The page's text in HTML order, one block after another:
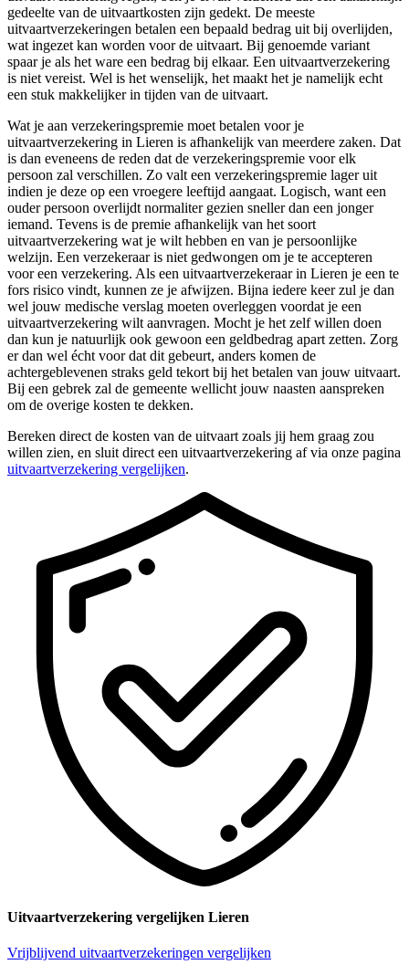
gedeelte van de uitvaartkosten zijn gedekt. De meeste
uitvaartverzekeringen betalen een bepaald bedrag uit bij overlijden,
wat ingezet kan worden voor de uitvaart. Bij genoemde variant
spaar je als het ware een bedrag bij elkaar. Een uitvaartverzekering
is niet vereist. Wel is het wenselijk, het maakt het je namelijk echt
een stuk makkelijker in tijden van de uitvaart.
Wat je aan verzekeringspremie moet betalen voor je
uitvaartverzekering in Lieren is afhankelijk van meerdere zaken. Dat
is dan eveneens de reden dat de verzekeringspremie voor elk
persoon zal verschillen. Zo valt een verzekeringspremie lager uit
indien je deze op een vroegere leeftijd aangaat. Logisch, want een
ouder persoon overlijdt normaliter gezien sneller dan een jonger
iemand. Tevens is de premie afhankelijk van het soort
uitvaartverzekering wat je wilt hebben en van je persoonlijke
welzijn. Een verzekeraar is niet gedwongen om je te accepteren
voor een verzekering. Als een uitvaartverzekeraar in Lieren je een te
fors risico vindt, kunnen ze je afwijzen. Bijna iedere keer zul je dan
wel jouw medische verslag moeten overleggen voordat je een
uitvaartverzekering wilt aanvragen. Mocht je het zelf willen doen
dan kun je natuurlijk ook gewoon een geldbedrag apart zetten. Zorg
er dan wel écht voor dat dit gebeurt, anders komen de
achtergeblevenen straks geld tekort bij het betalen van jouw uitvaart.
Bij een gebrek zal de gemeente wellicht jouw naasten aanspreken
om de overige kosten te dekken.
Bereken direct de kosten van de uitvaart zoals jij hem graag zou
willen zien, en sluit direct een uitvaartverzekering af via onze pagina
uitvaartverzekering vergelijken.
Uitvaartverzekering vergelijken Lieren
Vrijblijvend uitvaartverzekeringen vergelijken